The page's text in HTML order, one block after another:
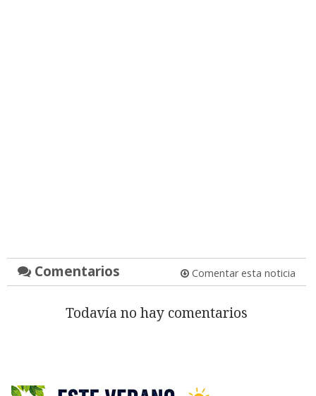
Comentarios Comentar esta noticia
Todavía no hay comentarios